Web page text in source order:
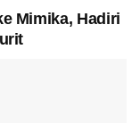
Mimika, Hadiri